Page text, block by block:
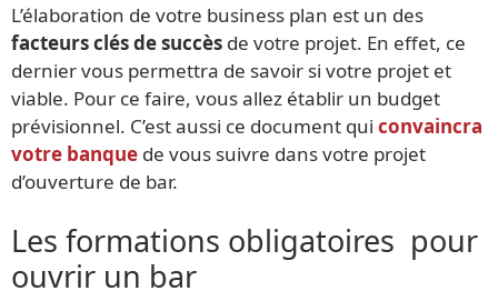
L’élaboration de votre business plan est un des
facteurs clés de succès de votre projet. En effet, ce
dernier vous permettra de savoir si votre projet et
viable. Pour ce faire, vous allez établir un budget
prévisionnel. C’est aussi ce document qui convaincra
votre banque de vous suivre dans votre projet
d’ouverture de bar.
Les formations obligatoires pour
ouvrir un bar